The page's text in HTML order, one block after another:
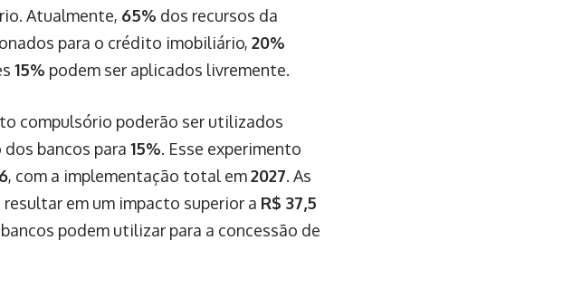
Atualmente, 65% dos recursos da
para o crédito imobiliário, 20%
15% podem ser aplicados livremente.
compulsório poderão ser utilizados
bancos para 15%. Esse experimento
, com a implementação total em2027. As
em um impacto superior a R$ 37,5
podem utilizar para a concessão de